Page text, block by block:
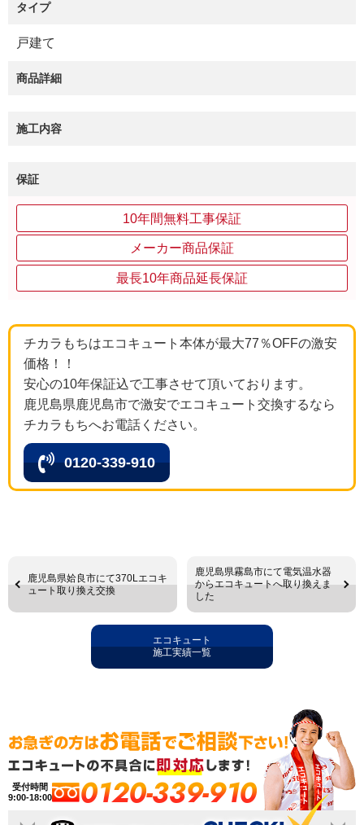
タイプ
戸建て
商品詳細
施工内容
保証
10年間無料工事保証
メーカー商品保証
最長10年商品延長保証
チカラもちはエコキュート本体が最大77％OFFの激安
価格！！
安心の10年保証込で工事させて頂いております。
鹿児島県鹿児島市で激安でエコキュート交換するなら
チカラもちへお電話ください。
0120-339-910
鹿児島県姶良市にて370Lエコキ
ュート取り換え交換
鹿児島県霧島市にて電気温水器
からエコキュートへ取り換えま
した
エコキュート
施工実績一覧
受付時間
9:00-18:00
0120-339-910